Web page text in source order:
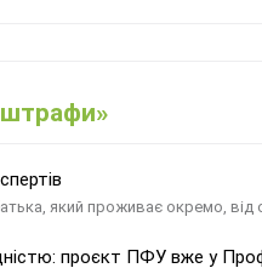
штрафи»
який проживає окремо, від
проєкт ПФУ вже у